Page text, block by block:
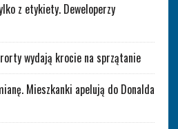
z etykiety. Deweloperzy
wydają krocie na sprzątanie
Mieszkanki apelują do Donalda